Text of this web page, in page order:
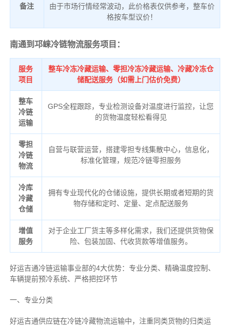
备注
由于市场行情经常波动，此价格表仅供参考，整车价
格按车型议价！
南通到邛崃冷链物流服务项目：
服务
项目
整车冷冻冷藏运输、零担冷冻冷藏运输、冷藏冷冻仓
储配送服务（如需上门估价免费）
整车
冷链
运输
GPS全程跟踪，专业检测设备对温度进行监控，让您
的货物温度轻松看得见
零担
冷链
物流
自营与联营运营，搭建零担专线集散中心，信息化，
标准化管理，规范冷链零担服务
冷库
冷藏
仓储
拥有专业现代化的仓储设施，提供长期或者短期的货
物存储和定时、定量、定点配送服务
增值
服务
对于企业工厂货主等多样化需求，我们还提供货物保
险、包装加固、代收货款等增值服务。
好运吉通冷链运输事业部的4大优势： 专业分类、 精确温度控制、
车辆提前预冷系统、 严格把控环节
一、专业分类
好运吉通供应链在冷链冷藏物流运输中，注重同类货物的归类运